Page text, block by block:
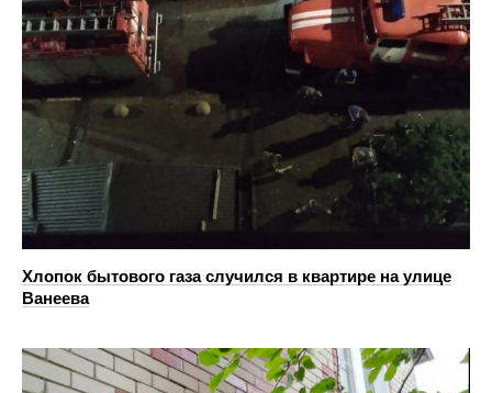
Хлопок бытового газа случился в квартире на улице
Ванеева